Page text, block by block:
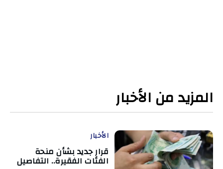
المزيد من الأخبار
الأخبار
قرار جديد بشأن منحة
الفئات الفقيرة.. التفاصيل